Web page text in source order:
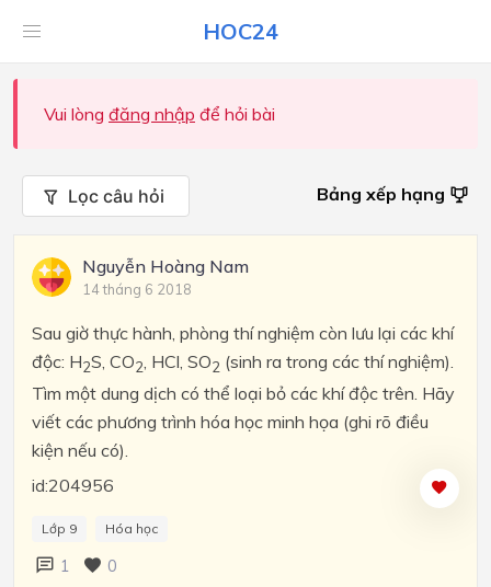
HOC24
Vui lòng đăng nhập để hỏi bài
Lọc câu hỏi Bảng xếp hạng
Nguyễn Hoàng Nam
14 tháng 6 2018
Sau giờ thực hành, phòng thí nghiệm còn lưu lại các khí
độc: H2S, CO2, HCl, SO2 (sinh ra trong các thí nghiệm).
Tìm một dung dịch có thể loại bỏ các khí độc trên. Hãy
viết các phương trình hóa học minh họa (ghi rõ điều
kiện nếu có).
id:204956
Lớp 9 Hóa học
1 0